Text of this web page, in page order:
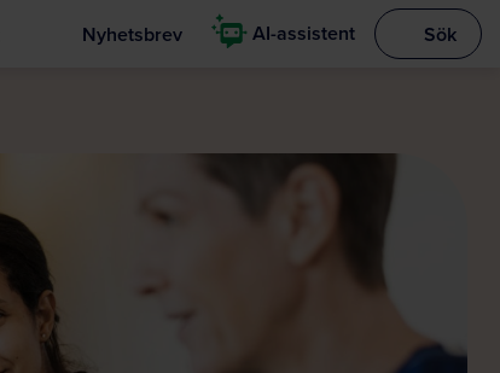
Nyhetsbrev AI-assistent Visa
Sök